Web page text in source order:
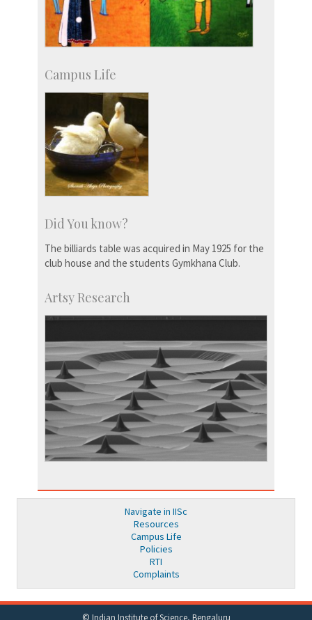
Campus Life
Did You know?
The billiards table was acquired in May 1925 for the
club house and the students Gymkhana Club.
Artsy Research
Navigate in IISc
Resources
Campus Life
Policies
RTI
Complaints